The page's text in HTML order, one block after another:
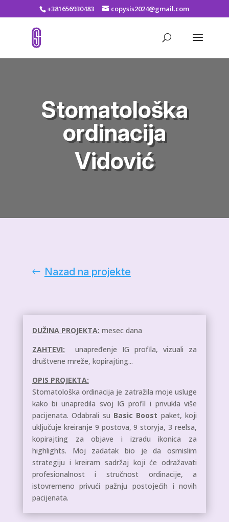
+381656930483 copysis2024@gmail.com
Stomatološka
ordinacija
Vidović
Nazad na projekte
DUŽINA PROJEKTA: mesec dana
ZAHTEVI:
unapređenje IG profila, vizuali za
društvene mreže, kopirajting...
OPIS PROJEKTA:
Stomatološka ordinacija je zatražila moje usluge
kako bi unapredila svoj IG profil i privukla više
pacijenata. Odabrali su Basic Boost paket, koji
uključuje kreiranje 9 postova, 9 storyja, 3 reelsa,
kopirajting za objave i izradu ikonica za
highlights. Moj zadatak bio je da osmislim
strategiju i kreiram sadržaj koji će odražavati
profesionalnost i stručnost ordinacije, a
istovremeno privući pažnju postojećih i novih
pacijenata.